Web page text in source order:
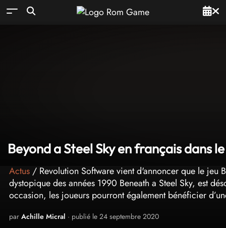
Beyond a Steel Sky en français dans
Actus / Revolution Software vient d'annoncer que le jeu
dystopique des années 1990 Beneath a Steel Sky, est
occasion, les joueurs pourront également bénéficier
par Achille Micral · publié le 24 septembre 2020